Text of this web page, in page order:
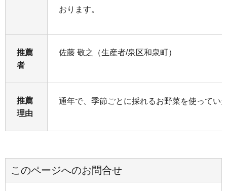
おります。
推薦
者
佐藤 敬之（生産者/泉区和泉町）
推薦
理由
通年で、季節ごとに採れるお野菜を使ってい
このページへのお問合せ